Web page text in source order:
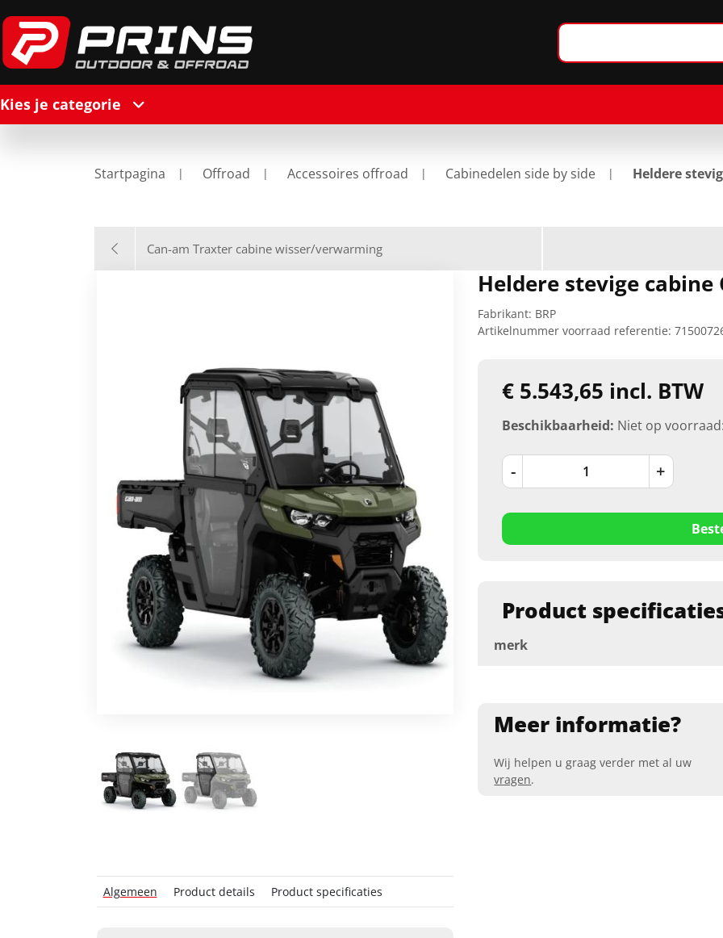
Kies je categorie
Startpagina Offroad Accessoires offroad Cabinedelen side by side Heldere
Can-am Traxter cabine wisser/verwarming
Algemeen Product details Product specificaties
Heldere stevige
Fabrikant: BRP
Artikelnummer voorraad referentie:
€ 5.543,65 incl. BTW
Beschikbaarheid: Niet op
- +
Product
merk
Meer informatie?
Wij helpen u graag verder met al uw
vragen.